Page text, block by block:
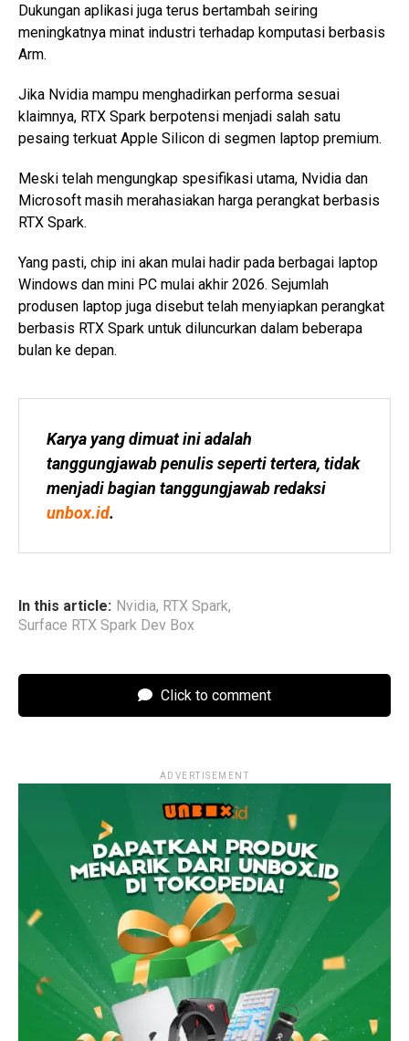
Dukungan aplikasi juga terus bertambah seiring
meningkatnya minat industri terhadap komputasi berbasis
Arm.
Jika Nvidia mampu menghadirkan performa sesuai
klaimnya, RTX Spark berpotensi menjadi salah satu
pesaing terkuat Apple Silicon di segmen laptop premium.
Meski telah mengungkap spesifikasi utama, Nvidia dan
Microsoft masih merahasiakan harga perangkat berbasis
RTX Spark.
Yang pasti, chip ini akan mulai hadir pada berbagai laptop
Windows dan mini PC mulai akhir 2026. Sejumlah
produsen laptop juga disebut telah menyiapkan perangkat
berbasis RTX Spark untuk diluncurkan dalam beberapa
bulan ke depan.
Karya yang dimuat ini adalah
tanggungjawab penulis seperti tertera, tidak
unbox.id.
In this article: Nvidia, RTX Spark,
Surface RTX Spark Dev Box
Click to comment
ADVERTISEMENT